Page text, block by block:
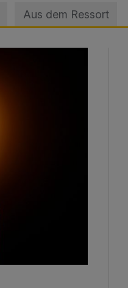
Aus dem Ressort